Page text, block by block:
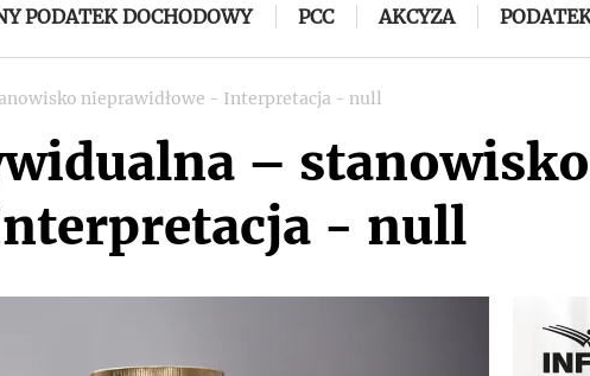
PODATEK DOCHODOWY PCC AKCYZA
nieprawidłowe - Interpretacja - null
– stanowisko
- null